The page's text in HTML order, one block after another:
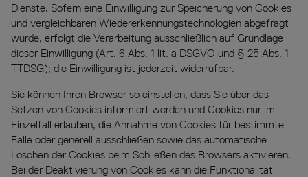
Dienste. Sofern eine Einwilligung zur Speicherung von Cookies
und vergleichbaren Wiedererkennungstechnologien abgefragt
wurde, erfolgt die Verarbeitung ausschließlich auf Grundlage
dieser Einwilligung (Art. 6 Abs. 1 lit. a DSGVO und § 25 Abs. 1
TTDSG); die Einwilligung ist jederzeit widerrufbar.
Sie können Ihren Browser so einstellen, dass Sie über das
Setzen von Cookies informiert werden und Cookies nur im
Einzelfall erlauben, die Annahme von Cookies für bestimmte
Fälle oder generell ausschließen sowie das automatische
Löschen der Cookies beim Schließen des Browsers aktivieren.
Bei der Deaktivierung von Cookies kann die Funktionalität